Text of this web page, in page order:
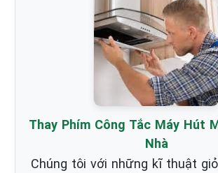
Thay Phím Công Tắc Máy Hút
Nhà
Chúng tôi với những kĩ thuật